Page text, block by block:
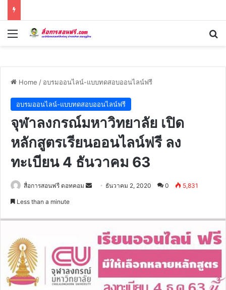
Menu
Home / อบรมออนไลน์-แบบทดสอบออนไลน์ฟรี
อบรมออนไลน์-แบบทดสอบออนไลน์ฟรี
จุฬาลงกรณ์มหาวิทยาลัย เปิด
หลักสูตรเรียนออนไลน์ฟรี ลง
ทะเบียน 4 ธันวาคม 63
สื่อการสอนฟรี ดอทคอม
Send ธันวาคม 2, 2020 0 5,831
Less than a minute